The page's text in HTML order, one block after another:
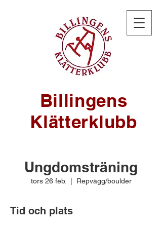
Billingens
Klätterklubb
Ungdomsträning
tors 26 feb. Repvägg/boulder
Tid och plats